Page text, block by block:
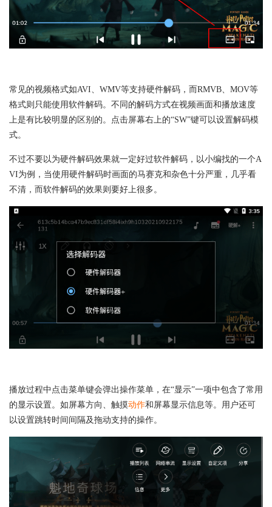
常见的视频格式如AVI、WMV等支持硬件解码，而RMVB、MOV等
格式则只能使用软件解码。不同的解码方式在视频画面和播放速度
上是有比较明显的区别的。点击屏幕右上的“SW”键可以设置解码模
式。
不过不要以为硬件解码效果就一定好过软件解码，以小编找的一个A
VI为例，当使用硬件解码时画面的马赛克和杂色十分严重，几乎看
不清，而软件解码的效果则要好上很多。
播放过程中点击菜单键会弹出操作菜单，在“显示”一项中包含了常用
的显示设置。如屏幕方向、触摸动作和屏幕显示信息等。用户还可
以设置跳转时间间隔及拖动支持的操作。